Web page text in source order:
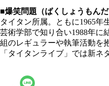
■爆笑問題（ばくしょうもんだ
タイタン所属。ともに1965年
芸術学部で知り合い1988年に
組のレギュラーや執筆活動を
「タイタンライブ」では新ネ